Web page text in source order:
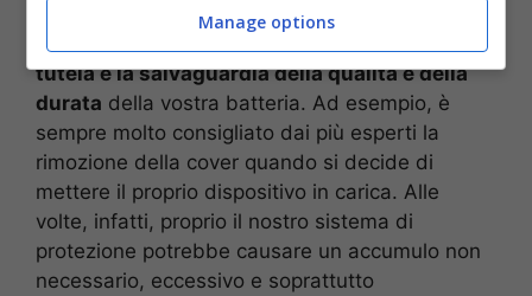
altri consigli che proprio non potete
sottovalutare per quanto riguarda proprio
tutela e la salvaguardia della qualità e della
durata della vostra batteria. Ad esempio, è
sempre molto consigliato dai più esperti la
rimozione della cover quando si decide di
mettere il proprio dispositivo in carica. Alle
volte, infatti, proprio il nostro sistema di
protezione potrebbe causare un accumulo non
necessario, eccessivo e soprattutto
Manage options